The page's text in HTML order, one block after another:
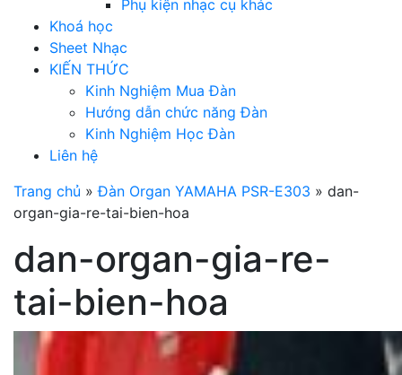
Phụ kiện nhạc cụ khác
Khoá học
Sheet Nhạc
KIẾN THỨC
Kinh Nghiệm Mua Đàn
Hướng dẫn chức năng Đàn
Kinh Nghiệm Học Đàn
Liên hệ
Trang chủ »Đàn Organ YAMAHA PSR-E303 » dan-
organ-gia-re-tai-bien-hoa
dan-organ-gia-re-
tai-bien-hoa